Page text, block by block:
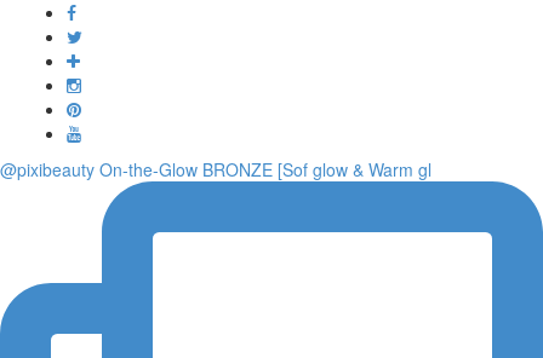
@pixibeauty On-the-Glow BRONZE [Sof glow & Warm gl